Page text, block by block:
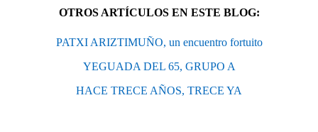
OTROS ARTÍCULOS EN ESTE BLOG:
PATXI ARIZTIMUÑO, un encuentro fortuito
YEGUADA DEL 65, GRUPO A
HACE TRECE AÑOS, TRECE YA